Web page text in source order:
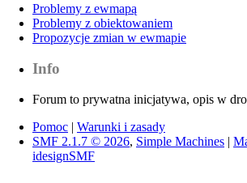
Problemy z ewmapą
Problemy z obiektowaniem
Propozycje zmian w ewmapie
Info
Forum to prywatna inicjatywa, opis w
Pomoc | Warunki i zasady
SMF 2.1.7 © 2026, Simple Machines |
idesignSMF